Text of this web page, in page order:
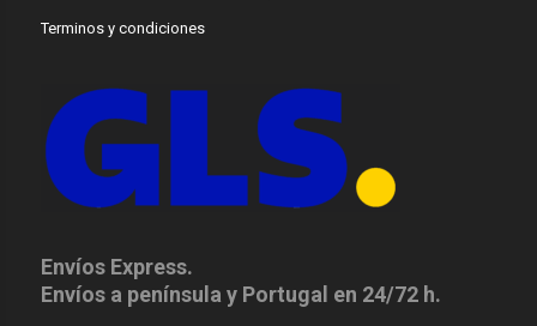
Terminos y condiciones
Envíos Express.
Envíos a península y Portugal en 24/72 h.